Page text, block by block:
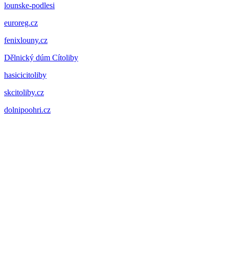
lounske-podlesi
euroreg.cz
fenixlouny.cz
Dělnický dúm Cítoliby
hasicicitoliby
skcitoliby.cz
dolnipoohri.cz